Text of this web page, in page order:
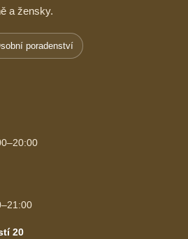
a žensky.
poradenství
20